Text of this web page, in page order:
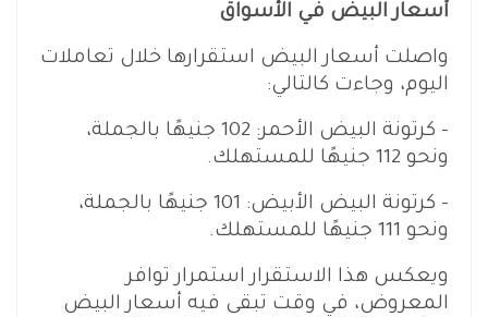
أسعار البيض في الأسواق
واصلت أسعار البيض استقرارها خلال تعاملات
اليوم، وجاءت كالتالي:
– كرتونة البيض الأحمر: 102 جنيهًا بالجملة،
ونحو 112 جنيهًا للمستهلك.
– كرتونة البيض الأبيض: 101 جنيهًا بالجملة،
ونحو 111 جنيهًا للمستهلك.
ويعكس هذا الاستقرار استمرار توافر
المعروض، في وقت تبقى فيه أسعار البيض